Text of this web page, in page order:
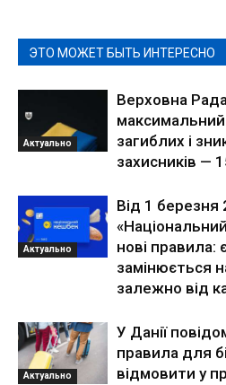
ЭТО МОЖЕТ БЫТЬ ИНТЕРЕСНО
Актуально
Верховна
максимальний
загиблих і
захисників —
Актуально
Від 1 березня
нові правила:
замінюється
залежно від
Актуально
У Данії
правила для
відмовити у